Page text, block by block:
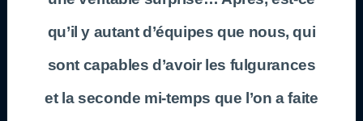
qu’il y autant d’équipes que nous, qui
sont capables d’avoir les fulgurances
et la seconde mi-temps que l’on a faite